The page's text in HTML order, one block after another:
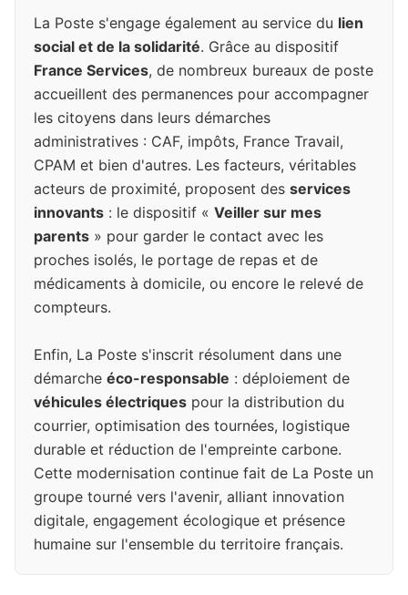
La Poste s'engage également au service du lien
social et de la solidarité. Grâce au dispositif
France Services, de nombreux bureaux de poste
accueillent des permanences pour accompagner
les citoyens dans leurs démarches
administratives : CAF, impôts, France Travail,
CPAM et bien d'autres. Les facteurs, véritables
acteurs de proximité, proposent des services
innovants : le dispositif « Veiller sur mes
parents » pour garder le contact avec les
proches isolés, le portage de repas et de
médicaments à domicile, ou encore le relevé de
compteurs.
Enfin, La Poste s'inscrit résolument dans une
démarche éco-responsable : déploiement de
véhicules électriques pour la distribution du
courrier, optimisation des tournées, logistique
durable et réduction de l'empreinte carbone.
Cette modernisation continue fait de La Poste un
groupe tourné vers l'avenir, alliant innovation
digitale, engagement écologique et présence
humaine sur l'ensemble du territoire français.